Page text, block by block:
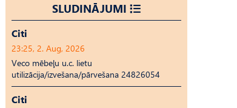
SLUDINĀJUMI
Citi
23:25, 2. Aug, 2026
Veco mēbeļu u.c. lietu
utilizācija/izvešana/pārvešana 24826054
Citi